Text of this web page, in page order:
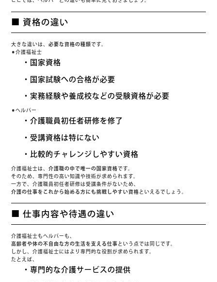
■ 資格の違い
大きな違いは、必要な資格の種類 です。
⚫︎介護福祉士
・国家資格
・国家試験への合格が必要
・実務経験や養成校などの受験資格が必要
⚫︎ヘルパー
・介護職員初任者研修を修了
・受講資格は特にない
・比較的チャレンジしやすい資格
介護福祉士は、介護職の中で唯一の国家資格 です。
そのため、専門性の高い知識や技術が求められます。
一方で、介護職員初任者研修は受講条件がないため、
介護の仕事をこれから始める方にも挑戦しやすい資格 といえるでしょう。
■ 仕事内容や待遇の違い
介護福祉士もヘルパーも、
高齢者や体の不自由な方の生活を支える仕事 という点では同じです。
しかし、介護福祉士にはより専門的な役割が求められます。
たとえば、
・専門的な介護サービスの提供